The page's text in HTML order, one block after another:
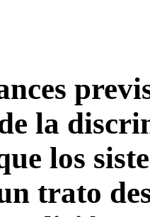
la
los
trato